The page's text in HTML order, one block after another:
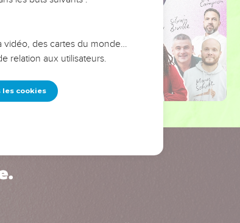
vidéo, des cartes du monde…
relation aux utilisateurs.
les cookies